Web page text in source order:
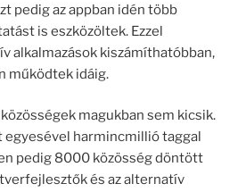
pedig az appban idén több
is eszközöltek. Ezzel
alkalmazások kiszámíthatóbban,
működtek idáig.
magukban sem kicsik.
harmincmillió taggal
pedig 8000 közösség döntött
és az alternatív